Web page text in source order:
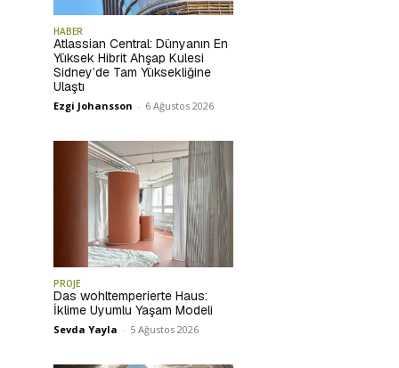
HABER
Atlassian Central: Dünyanın En
Yüksek Hibrit Ahşap Kulesi
Sidney’de Tam Yüksekliğine
Ulaştı
Ezgi Johansson - 6 Ağustos 2026
PROJE
Das wohltemperierte Haus:
İklime Uyumlu Yaşam Modeli
Sevda Yayla - 5 Ağustos 2026